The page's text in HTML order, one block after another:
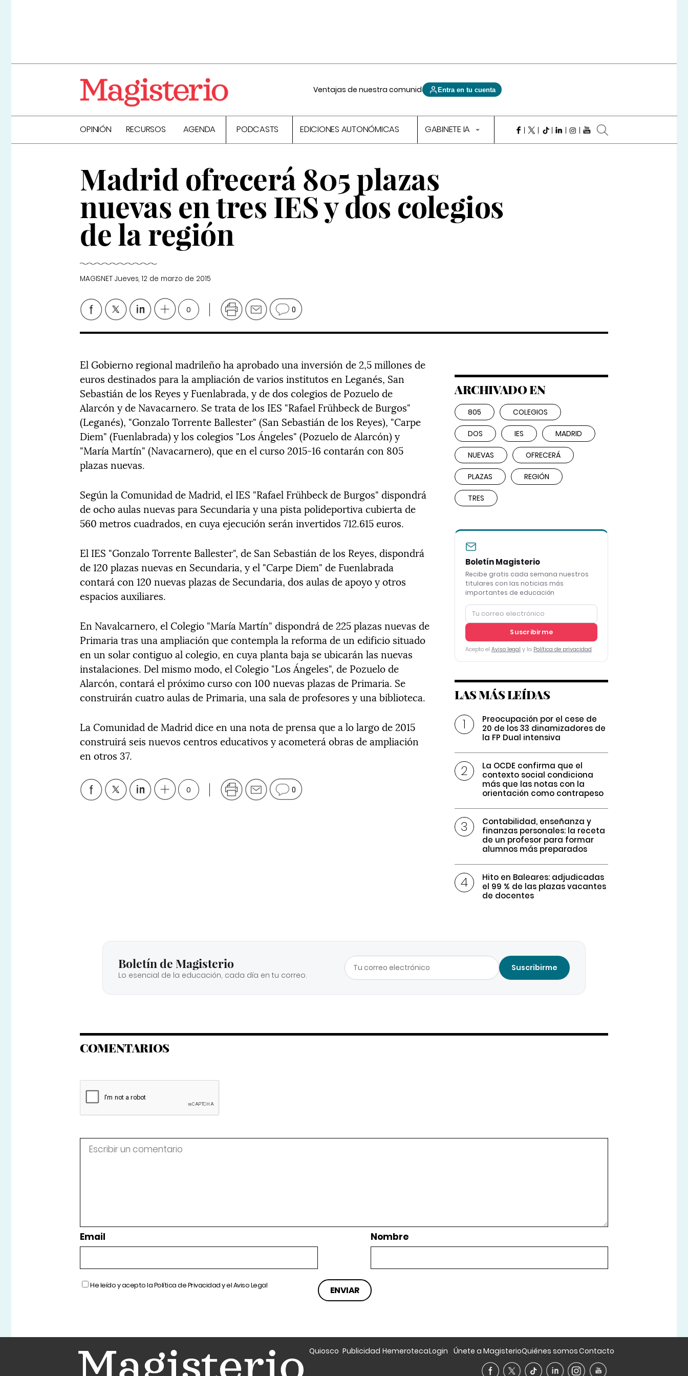
Ventajas de nuestra comunidad Entra en tu cuenta
OPINIÓN RECURSOS AGENDA PODCASTS EDICIONES AUTONÓMICAS GABINETE IA
Madrid ofrecerá 805 plazas
nuevas en tres IES y dos colegios
de la región
MAGISNET Jueves, 12 de marzo de 2015
0 0
El Gobierno regional madrileño ha aprobado una inversión de 2,5 millones de
euros destinados para la ampliación de varios institutos en Leganés, San
Sebastián de los Reyes y Fuenlabrada, y de dos colegios de Pozuelo de
Alarcón y de Navacarnero. Se trata de los IES "Rafael Frühbeck de Burgos"
(Leganés), "Gonzalo Torrente Ballester" (San Sebastián de los Reyes), "Carpe
Diem" (Fuenlabrada) y los colegios "Los Ángeles" (Pozuelo de Alarcón) y
"María Martín" (Navacarnero), que en el curso 2015-16 contarán con 805
plazas nuevas.
Según la Comunidad de Madrid, el IES "Rafael Frühbeck de Burgos" dispondrá
de ocho aulas nuevas para Secundaria y una pista polideportiva cubierta de
560 metros cuadrados, en cuya ejecución serán invertidos 712.615 euros.
El IES "Gonzalo Torrente Ballester", de San Sebastián de los Reyes, dispondrá
de 120 plazas nuevas en Secundaria, y el "Carpe Diem" de Fuenlabrada
contará con 120 nuevas plazas de Secundaria, dos aulas de apoyo y otros
espacios auxiliares.
En Navalcarnero, el Colegio "María Martín" dispondrá de 225 plazas nuevas de
Primaria tras una ampliación que contempla la reforma de un edificio situado
en un solar contiguo al colegio, en cuya planta baja se ubicarán las nuevas
instalaciones. Del mismo modo, el Colegio "Los Ángeles", de Pozuelo de
Alarcón, contará el próximo curso con 100 nuevas plazas de Primaria. Se
construirán cuatro aulas de Primaria, una sala de profesores y una biblioteca.
La Comunidad de Madrid dice en una nota de prensa que a lo largo de 2015
construirá seis nuevos centros educativos y acometerá obras de ampliación
en otros 37.
0 0
ARCHIVADO EN
805 COLEGIOS
DOS IES MADRID
NUEVAS OFRECERÁ
PLAZAS REGIÓN
TRES
Boletín Magisterio
Recibe gratis cada semana nuestros
titulares con las noticias más
importantes de educación
Suscribirme
Acepto el Aviso legal y la Política de privacidad
LAS MÁS LEÍDAS
Preocupación por el cese de
20 de los 33 dinamizadores de
la FP Dual intensiva
La OCDE confirma que el
contexto social condiciona
más que las notas con la
orientación como contrapeso
Contabilidad, enseñanza y
finanzas personales: la receta
de un profesor para formar
alumnos más preparados
Hito en Baleares: adjudicadas
el 99 % de las plazas vacantes
de docentes
Boletín de Magisterio
Lo esencial de la educación, cada día en tu correo.
Suscribirme
COMENTARIOS
Email Nombre
He leído y acepto laPolítica de Privacidady elAviso Legal
Quiosco Publicidad HemerotecaLogin Únete a MagisterioQuiénes somosContacto